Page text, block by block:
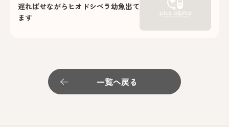
遅ればせながらヒオドシベラ幼魚出て
ます
一覧へ戻る